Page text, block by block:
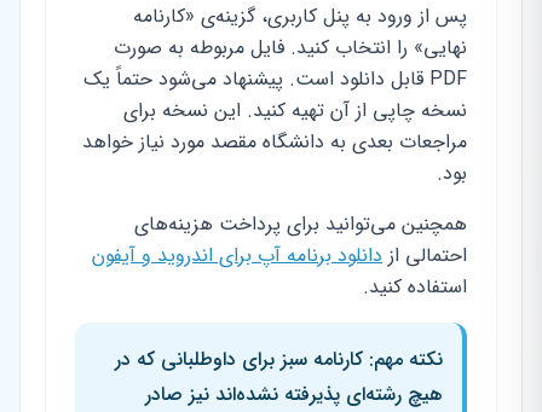
پس از ورود به پنل کاربری، گزینه‌ی «کارنامه
نهایی» را انتخاب کنید. فایل مربوطه به صورت
PDF قابل دانلود است. پیشنهاد می‌شود حتماً یک
نسخه چاپی از آن تهیه کنید. این نسخه برای
مراجعات بعدی به دانشگاه مقصد مورد نیاز خواهد
بود.
همچنین می‌توانید برای پرداخت هزینه‌های
احتمالی از دانلود برنامه آپ برای اندروید و آیفون
استفاده کنید.
نکته مهم: کارنامه سبز برای داوطلبانی که در
هیچ رشته‌ای پذیرفته نشده‌اند نیز صادر